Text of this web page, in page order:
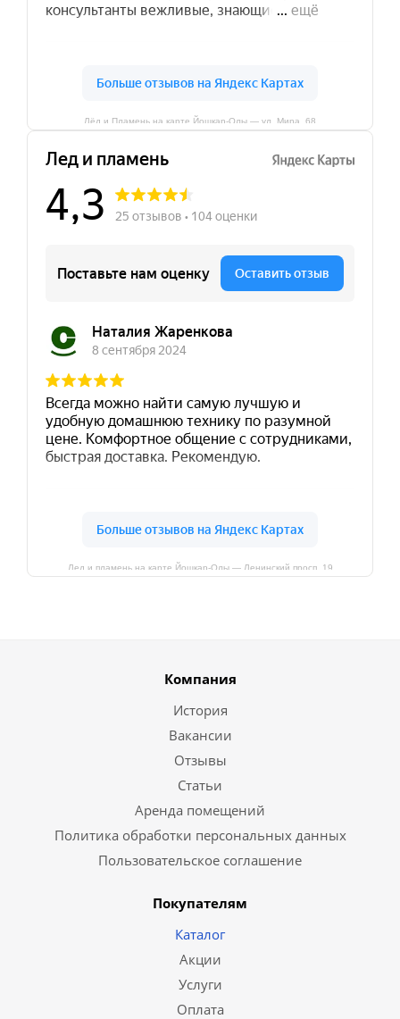
Лёд и Пламень на карте Йошкар‑Олы — ул. Мира, 68
Лед и пламень на карте Йошкар‑Олы — Ленинский просп.,19
Компания
История
Вакансии
Отзывы
Статьи
Аренда помещений
Политика обработки персональных данных
Пользовательское соглашение
Покупателям
Каталог
Акции
Услуги
Оплата